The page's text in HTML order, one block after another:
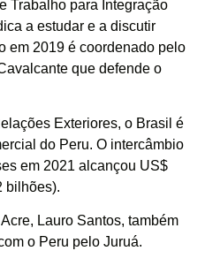
Trabalho para Integração
a estudar e a discutir
em 2019 é coordenado pelo
que defende o
Exteriores, o Brasil é
do Peru. O intercâmbio
em 2021 alcançou US$
bilhões).
Lauro Santos, também
o Peru pelo Juruá.